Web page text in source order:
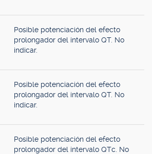
Posible potenciación del efecto
prolongador del intervalo QT. No
indicar.
Posible potenciación del efecto
prolongador del intervalo QT. No
indicar.
Posible potenciación del efecto
prolongador del intervalo QTc. No